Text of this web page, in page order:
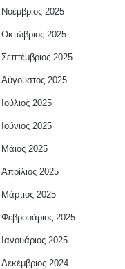
Νοέμβριος 2025
Οκτώβριος 2025
Σεπτέμβριος 2025
Αύγουστος 2025
Ιούλιος 2025
Ιούνιος 2025
Μάιος 2025
Απρίλιος 2025
Μάρτιος 2025
Φεβρουάριος 2025
Ιανουάριος 2025
Δεκέμβριος 2024